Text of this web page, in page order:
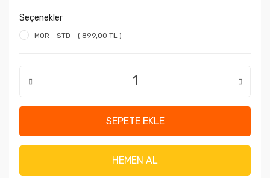
Seçenekler
MOR - STD - ( 899,00 TL )
SEPETE EKLE
HEMEN AL